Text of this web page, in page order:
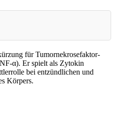
für Tumornekrosefaktor-
α). Er spielt als Zytokin
bei entzündlichen und
Körpers.